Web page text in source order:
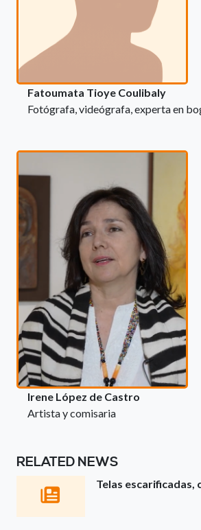
Fatoumata Tioye Coulibaly
Fotógrafa, videógrafa, experta en
Irene López de Castro
Artista y comisaria
RELATED NEWS
Telas escarificadas,